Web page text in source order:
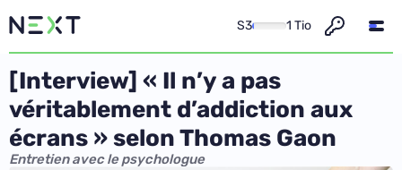
S3 1 Tio
[Interview] « Il n’y a pas
véritablement d’addiction aux
écrans » selon Thomas Gaon
Entretien avec le psychologue